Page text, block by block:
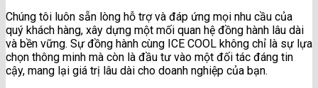
Chúng tôi luôn sẵn lòng hỗ trợ và đáp ứng mọi nhu cầu của
quý khách hàng, xây dựng một mối quan hệ đồng hành lâu dài
và bền vững. Sự đồng hành cùng ICE COOL không chỉ là sự lựa
chọn thông minh mà còn là đầu tư vào một đối tác đáng tin
cậy, mang lại giá trị lâu dài cho doanh nghiệp của bạn.